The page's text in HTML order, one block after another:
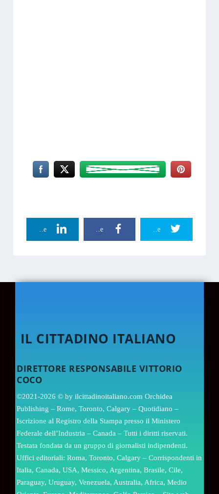
Twitter Share
Facebook Share
Linkedin Share
IL CITTADINO ITALIANO
DIRETTORE RESPONSABILE VITTORIO
COCO
©2021-2026 © by ilcittadinoitaliano.com Orchidea
Publishing – Rome, Toronto, Calgary – Quotidiano –
Iscrizione al Registro della Stampa presso il Ministero
Federale dell’Industria – Canada – Tutti i diritti riservati.
Testata fondata da un gruppo di giornalisti indipendenti.
Uffici editoriali: Roma, Toronto, Calgary – Corrispondenti in
Italia, Canada, USA, Messico, Argentina, Brasile, Cile,
Paraguay, Uruguay, Venezuela, Australia, Africa, Medio